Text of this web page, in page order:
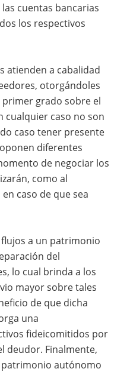
cuentas bancarias
los respectivos
atienden a cabalidad
otorgándoles
grado sobre el
cualquier caso no son
caso tener presente
diferentes
de negociar los
como al
caso de que sea
a un patrimonio
del
lo cual brinda a los
mayor sobre tales
de que dicha
una
fideicomitidos por
deudor. Finalmente,
autónomo